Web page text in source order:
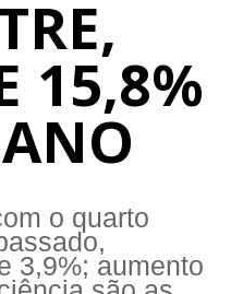
15,8%
o quarto
3,9%; aumento